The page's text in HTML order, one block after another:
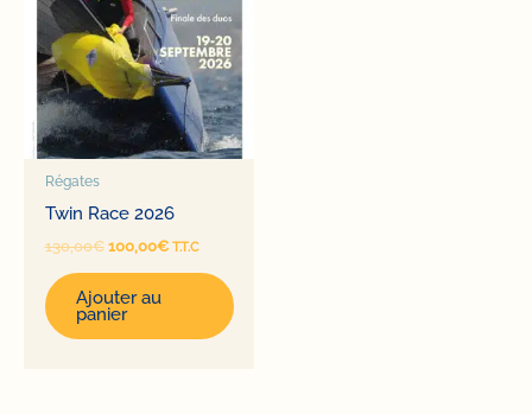
Régates
Twin Race 2026
130,00€ Le
était :
130,00€.
100,00€Le
100,00€.
T.T.C
Ajouter au
panier